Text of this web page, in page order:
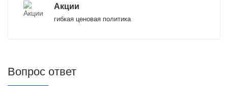
Акции
гибкая ценовая политика
Вопрос ответ